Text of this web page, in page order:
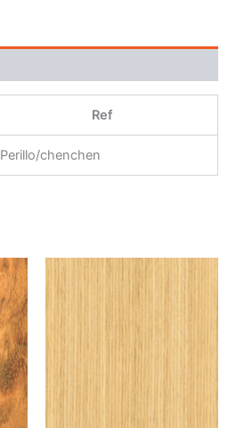
Ref
Perillo/chenchen